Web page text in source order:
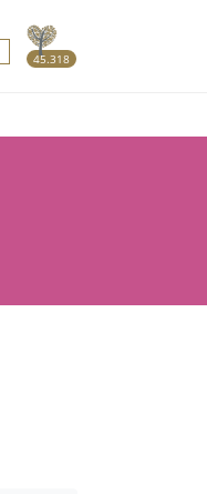
45.318